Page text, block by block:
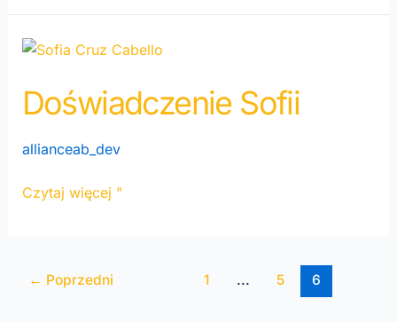
Doświadczenie Sofii
allianceab_dev
Doświadczenie
Czytaj więcej "
← Poprzedni 1 ... 5 6